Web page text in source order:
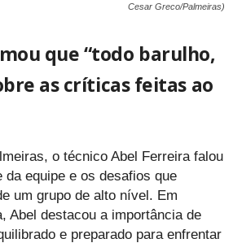
Cesar Greco/Palmeiras)
que “todo barulho,
as críticas feitas ao
o técnico Abel Ferreira falou
da equipe e os desafios que
um grupo de alto nível. Em
Abel destacou a importância de
e preparado para enfrentar